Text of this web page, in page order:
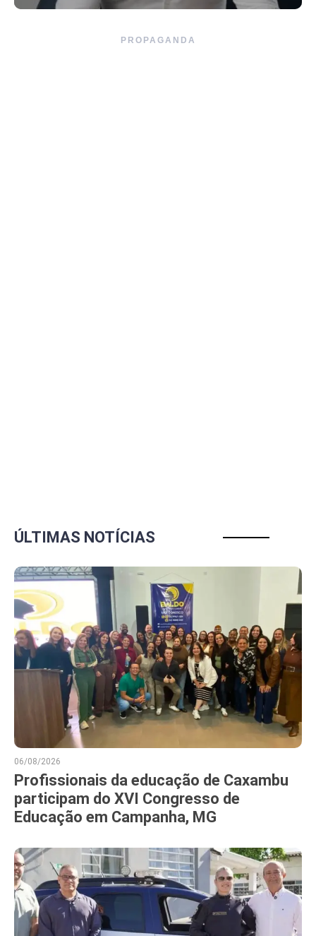
PROPAGANDA
ÚLTIMAS NOTÍCIAS
06/08/2026
Profissionais da educação de Caxambu
participam do XVI Congresso de
Educação em Campanha, MG